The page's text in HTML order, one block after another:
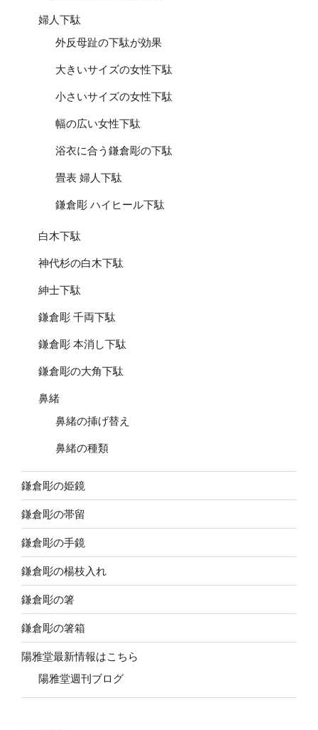
婦人下駄
外反母趾の下駄が効果
大きいサイズの女性下駄
小さいサイズの女性下駄
幅の広い女性下駄
浴衣に合う鎌倉彫の下駄
畳表 婦人下駄
鎌倉彫 ハイヒール下駄
白木下駄
神代杉の白木下駄
紳士下駄
鎌倉彫 千両下駄
鎌倉彫 本消し下駄
鎌倉彫の大角下駄
鼻緒
鼻緒の挿げ替え
鼻緒の種類
鎌倉彫の姫鏡
鎌倉彫の帯留
鎌倉彫の手鏡
鎌倉彫の楊枝入れ
鎌倉彫の箸
鎌倉彫の箸箱
陽雅堂最新情報はこちら
陽雅堂週刊ブログ